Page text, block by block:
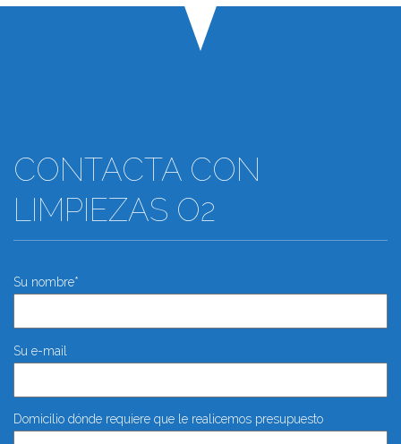
CONTACTA CON
LIMPIEZAS O2
Su nombre*
Su e-mail
Domicilio dónde requiere que le realicemos presupuesto